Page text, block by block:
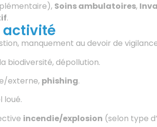
Soins ambulatoires,
.
activité
manquement au devoir de
biodiversité, dépollution.
externe, phishing.
loué.
incendie/explosion (selon type